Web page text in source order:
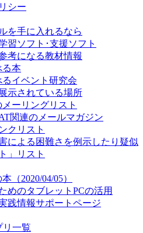
シー
を手に入れるなら
習ソフト･支援ソフト
考になる教材情報
る本
イベント研究会
示されている場所
ーリングリスト
関連のメールマガジン
クリスト
による困難さを例示したり疑似
」リスト
（2020/04/05）
めのタブレットPCの活用
践情報サポートページ
リ一覧